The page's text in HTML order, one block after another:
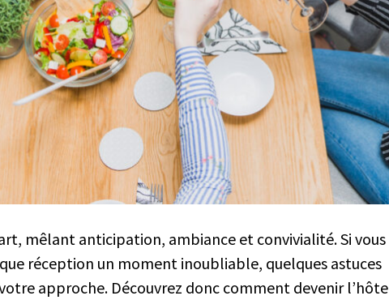
mêlant anticipation, ambiance et convivialité. Si vous
réception un moment inoubliable, quelques astuces
approche. Découvrez donc comment devenir l’hôte